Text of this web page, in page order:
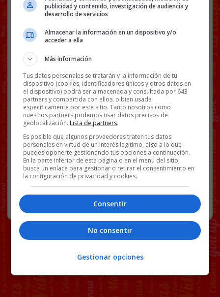
organiser. 5. Dont try with your kids if your kids not
pergi try sendiri at least once . . @mecca_medin
@mecca_medin @rentas_adventures
A post shared byRedha Rozlan
Enviado por @Caca_De_Pato
Facebook
Twitter
WhatsApp
Gmail
Copy
Link
BS18 BUNGEE JUMP FAIL FAUNA SALTO VÍDEOS
53 COMENTARIOS
FAIL
publicidad y contenido, investigación de audiencia y
desarrollo de servicios
Almacenar la información en un dispositivo y/o
acceder a ella
Más información
Tus datos personales se tratarán y la información de tu
dispositivo (cookies, identificadores únicos y otros datos en
el dispositivo) podrá ser almacenada y consultada por 643
partners y compartida con ellos, o bien usada
específicamente por este sitio. Tanto nosotros como
nuestros partners podemos usar datos precisos de
geolocalización. Lista de partners.
Es posible que algunos proveedores traten tus datos
personales en virtud de un interés legítimo, algo a lo que
puedes oponerte gestionando tus opciones a continuación.
En la parte inferior de esta página o en el menú del sitio,
busca un enlace para gestionar o retirar el consentimiento en
la configuración de privacidad y cookies.
Consentir
No consentir
Gestionar opciones